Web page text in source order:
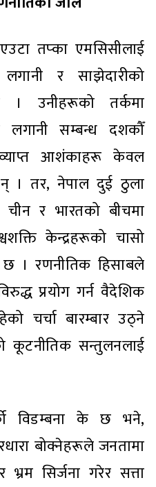
तप्का एमसिसीलाई
र साझेदारीको
। उनीहरूको तर्कमा
लगानी सम्बन्ध दशकौँ
आशंकाहरू केवल
। तर, नेपाल दुई ठुला
चीन र भारतको बीचमा
केन्द्रहरूको चासो
। रणनीतिक हिसाबले
प्रयोग गर्न वैदेशिक
चर्चा बारम्बार उठ्ने
सन्तुलनलाई
विडम्बना के छ भने,
बोक्नेहरूले जनतामा
भ्रम सिर्जना गरेर सत्ता